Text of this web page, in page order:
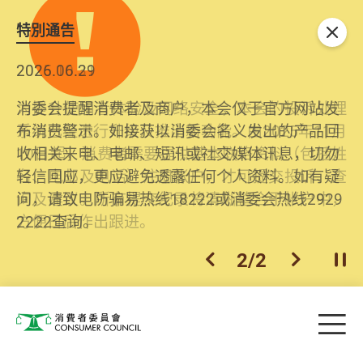
特別通告
2026.06.29
消委会提醒消费者及商户，本会仅于官方网站发
布消费警示。如接获以消委会名义发出的产品回
收相关来电、电邮、短讯或社交媒体讯息，切勿
轻信回应，更应避免透露任何个人资料。如有疑
问，请致电防骗易热线18222或消委会热线2929
2222查询。
2025.10.31
为提升使用者体验及网络安全，本会的投诉处理
系统已经进行升级及推出新功能。由2025年11月
10日起，消费者需要提供基本联络资料（包括姓
名、电邮及电话）注册帐户，才可提交投诉、查
询及建议。所有提交纪录将清晰整合于帐户中，
方便日后作出跟进。
上一个
2/2 下一个开
关闭
消费者委员会 目